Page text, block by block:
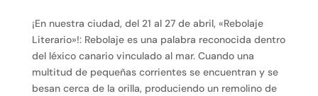
¡En nuestra ciudad, del 21 al 27 de abril, «Rebolaje
Literario»!: Rebolaje es una palabra reconocida dentro
del léxico canario vinculado al mar. Cuando una
multitud de pequeñas corrientes se encuentran y se
besan cerca de la orilla, produciendo un remolino de